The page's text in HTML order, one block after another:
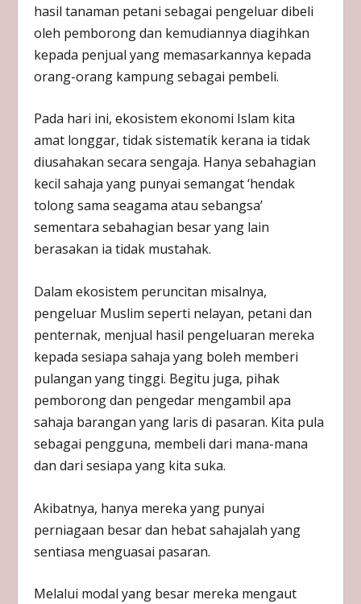
hasil tanaman petani sebagai pengeluar dibeli
oleh pemborong dan kemudiannya diagihkan
kepada penjual yang memasarkannya kepada
orang-orang kampung sebagai pembeli.
Pada hari ini, ekosistem ekonomi Islam kita
amat longgar, tidak sistematik kerana ia tidak
diusahakan secara sengaja. Hanya sebahagian
kecil sahaja yang punyai semangat ‘hendak
tolong sama seagama atau sebangsa’
sementara sebahagian besar yang lain
berasakan ia tidak mustahak.
Dalam ekosistem peruncitan misalnya,
pengeluar Muslim seperti nelayan, petani dan
penternak, menjual hasil pengeluaran mereka
kepada sesiapa sahaja yang boleh memberi
pulangan yang tinggi. Begitu juga, pihak
pemborong dan pengedar mengambil apa
sahaja barangan yang laris di pasaran. Kita pula
sebagai pengguna, membeli dari mana-mana
dan dari sesiapa yang kita suka.
Akibatnya, hanya mereka yang punyai
perniagaan besar dan hebat sahajalah yang
sentiasa menguasai pasaran.
Melalui modal yang besar mereka mengaut